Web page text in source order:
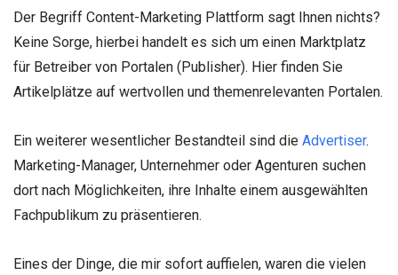
Der Begriff Content-Marketing Plattform sagt Ihnen nichts?
Keine Sorge, hierbei handelt es sich um einen Marktplatz
für Betreiber von Portalen (Publisher). Hier finden Sie
Artikelplätze auf wertvollen und themenrelevanten Portalen.
Ein weiterer wesentlicher Bestandteil sind die Advertiser.
Marketing-Manager, Unternehmer oder Agenturen suchen
dort nach Möglichkeiten, ihre Inhalte einem ausgewählten
Fachpublikum zu präsentieren.
Eines der Dinge, die mir sofort auffielen, waren die vielen